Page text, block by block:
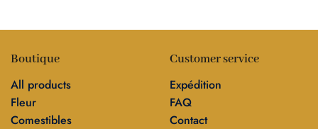
Boutique
All products
Fleur
Comestibles
Customer service
Expédition
FAQ
Contact